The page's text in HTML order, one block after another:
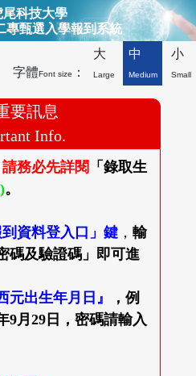
字體Font size ：
大
Large
中
Medium
小
Small
尾科技大學
專甄選入學報到系統
要訊息
Info.
請務必先詳閱 「錄取生
。
資料登入口」鍵， 輸
碼及驗證碼」 即可進
元出生年月日』
，例
9月29日，密碼請輸入